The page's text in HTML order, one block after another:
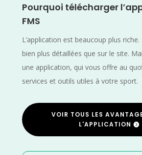
Pourquoi télécharger
FMS
L’application est beaucoup plus
bien plus détaillées que sur le site.
une application, qui vous offre au
services et outils utiles à votre sport.
VOIR TOUS LES
L'APPLICATION